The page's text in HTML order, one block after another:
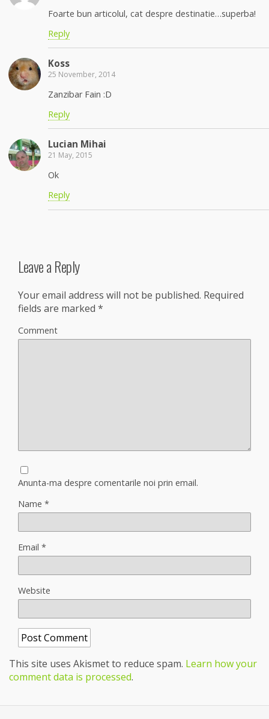
Foarte bun articolul, cat despre destinatie…superba!
Reply
Koss
25 November, 2014
Zanzibar Fain :D
Reply
Lucian Mihai
21 May, 2015
Ok
Reply
Leave a Reply
Your email address will not be published. Required
fields are marked *
Comment
Anunta-ma despre comentarile noi prin email.
Name *
Email *
Website
This site uses Akismet to reduce spam. Learn how your
comment data is processed.